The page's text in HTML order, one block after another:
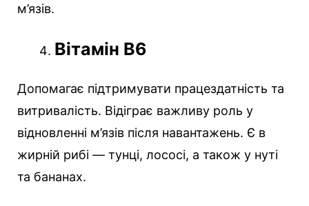
м’язів.
Вітамін В6
Допомагає підтримувати працездатність та
витривалість. Відіграє важливу роль у
відновленні м’язів після навантажень. Є в
жирній рибі — тунці, лососі, а також у нуті
та бананах.